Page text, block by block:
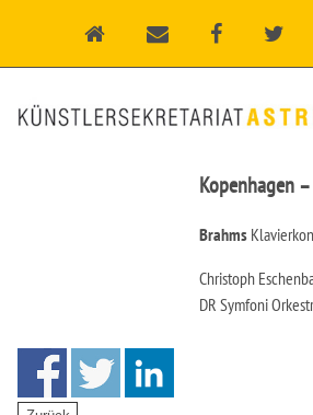
Kopenhagen
Brahms
Christoph
DR Symfoni